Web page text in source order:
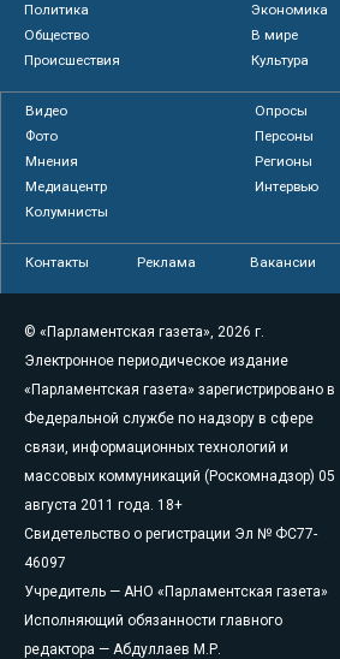
Политика
Экономика
Общество
В мире
Происшествия
Культура
Видео
Опросы
Фото
Персоны
Мнения
Регионы
Медиацентр
Интервью
Колумнисты
Контакты Реклама Вакансии
© «Парламентская газета», 2026 г.
Электронное периодическое издание
«Парламентская газета» зарегистрировано в
Федеральной службе по надзору в сфере
связи, информационных технологий и
массовых коммуникаций (Роскомнадзор) 05
августа 2011 года. 18+
Свидетельство о регистрации Эл № ФС77-
46097
Учредитель — АНО «Парламентская газета»
Исполняющий обязанности главного
редактора — Абдуллаев М.Р.